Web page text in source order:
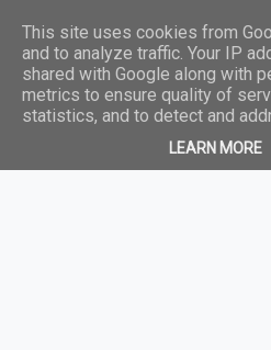
This site uses cookies from
and to analyze traffic. Your IP
shared with Google along with
metrics to ensure quality of
statistics, and to detect and
LEARN MORE